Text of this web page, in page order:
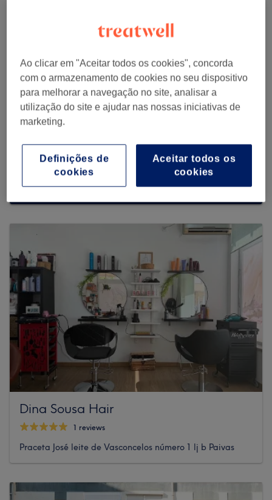
Encontrar os melhores centros perto de
Procurar mais centros
Dina Sousa Hair
1 reviews
Praceta José leite de Vasconcelos número 1 lj b Paivas
Ao clicar em "Aceitar todos os cookies", concorda
com o armazenamento de cookies no seu dispositivo
para melhorar a navegação no site, analisar a
utilização do site e ajudar nas nossas iniciativas de
marketing.
Aceitar todos os
cookies
Definições de
cookies